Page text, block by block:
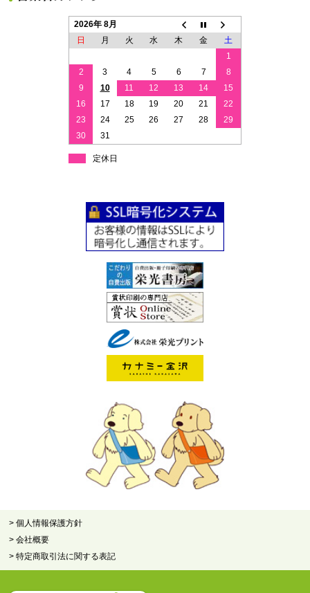
2026年 8月
日
月 火 水 木 金
土
1
2
3 4 5 6 7
8
9
10 11 12 13 14
15
16
17 18 19 20 21
22
23
24 25 26 27 28
29
30
31
定休日
> 個人情報保護方針
> 会社概要
> 特定商取引法に関する表記